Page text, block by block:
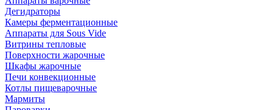
Дегидраторы
Камеры ферментационные
Аппараты для Sous Vide
Витрины тепловые
Поверхности жарочные
Шкафы жарочные
Печи конвекционные
Котлы пищеварочные
Мармиты